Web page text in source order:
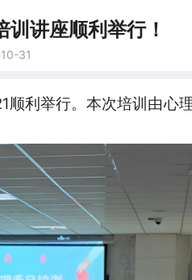
讲座顺利举行！
31
利举行。本次培训由心